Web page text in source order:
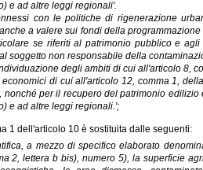
e ad altre leggi regionali'.
con le politiche di rigenerazione
a valere sui fondi della
se riferiti al patrimonio pubblico e
soggetto non responsabile della
degli ambiti di cui all'articolo 8,
di cui all'articolo 12, comma 1,
nonché per il recupero del patrimonio
e ad altre leggi regionali.';
1 dell'articolo 10 è sostituita dalle seguenti:
a mezzo di specifico elaborato
2, lettera b bis), numero 5), la superficie